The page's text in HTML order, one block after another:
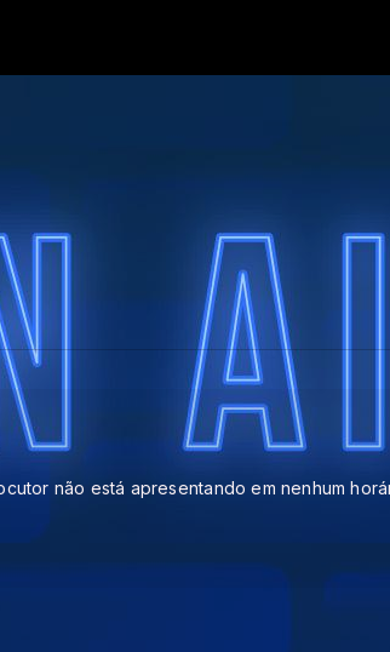
44994 com Radio nova Vida web Sorocaba 24 No
não está apresentando em nenhum